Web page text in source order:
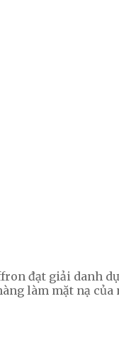
đạt giải danh
làm mặt nạ